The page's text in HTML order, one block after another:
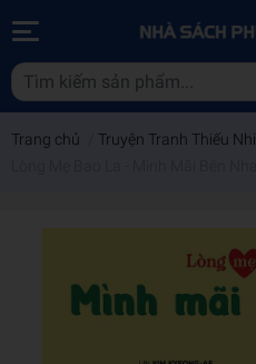
Trang chủ Truyện Tranh Thiếu Nhi